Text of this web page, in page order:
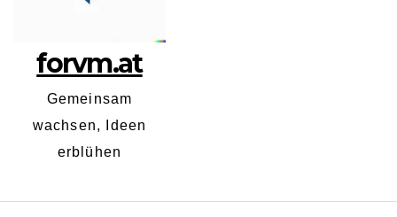
forvm.at
Gemeinsam
wachsen, Ideen
erblühen